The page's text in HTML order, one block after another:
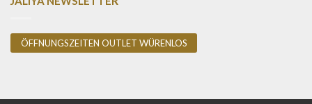
ÖFFNUNGSZEITEN OUTLET WÜRENLOS